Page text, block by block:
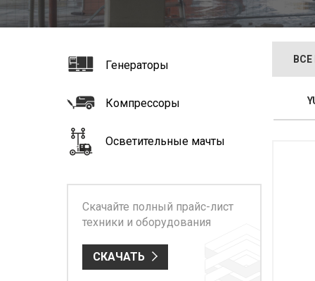
Генераторы
Компрессоры
Осветительные мачты
Скачайте полный прайс-лист
техники и оборудования
СКАЧАТЬ